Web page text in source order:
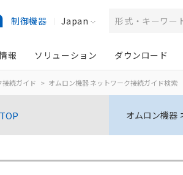
制御機器 Japan
報 ソリューション ダウンロード
接続ガイド オムロン機器 ネットワーク接続ガイド検索
TOP オムロン機器